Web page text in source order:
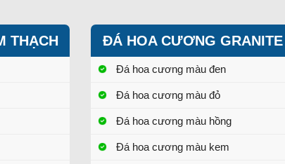
THẠCH ĐÁ HOA CƯƠNG GRANITE
Đá hoa cương màu đen
Đá hoa cương màu đỏ
Đá hoa cương màu hồng
Đá hoa cương màu kem